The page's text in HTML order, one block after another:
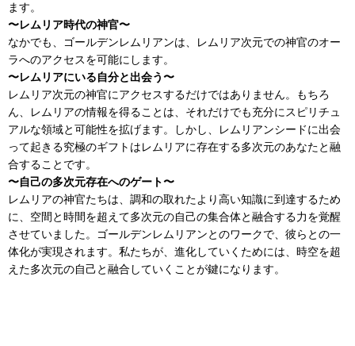
ます。
〜レムリア時代の神官〜
なかでも、ゴールデンレムリアンは、レムリア次元での神官のオー
ラへのアクセスを可能にします。
〜レムリアにいる自分と出会う〜
レムリア次元の神官にアクセスするだけではありません。もちろ
ん、レムリアの情報を得ることは、それだけでも充分にスピリチュ
アルな領域と可能性を拡げます。しかし、レムリアンシードに出会
って起きる究極のギフトはレムリアに存在する多次元のあなたと融
合することです。
〜自己の多次元存在へのゲート〜
レムリアの神官たちは、調和の取れたより高い知識に到達するため
に、空間と時間を超えて多次元の自己の集合体と融合する力を覚醒
させていました。ゴールデンレムリアンとのワークで、彼らとの一
体化が実現されます。私たちが、進化していくためには、時空を超
えた多次元の自己と融合していくことが鍵になります。